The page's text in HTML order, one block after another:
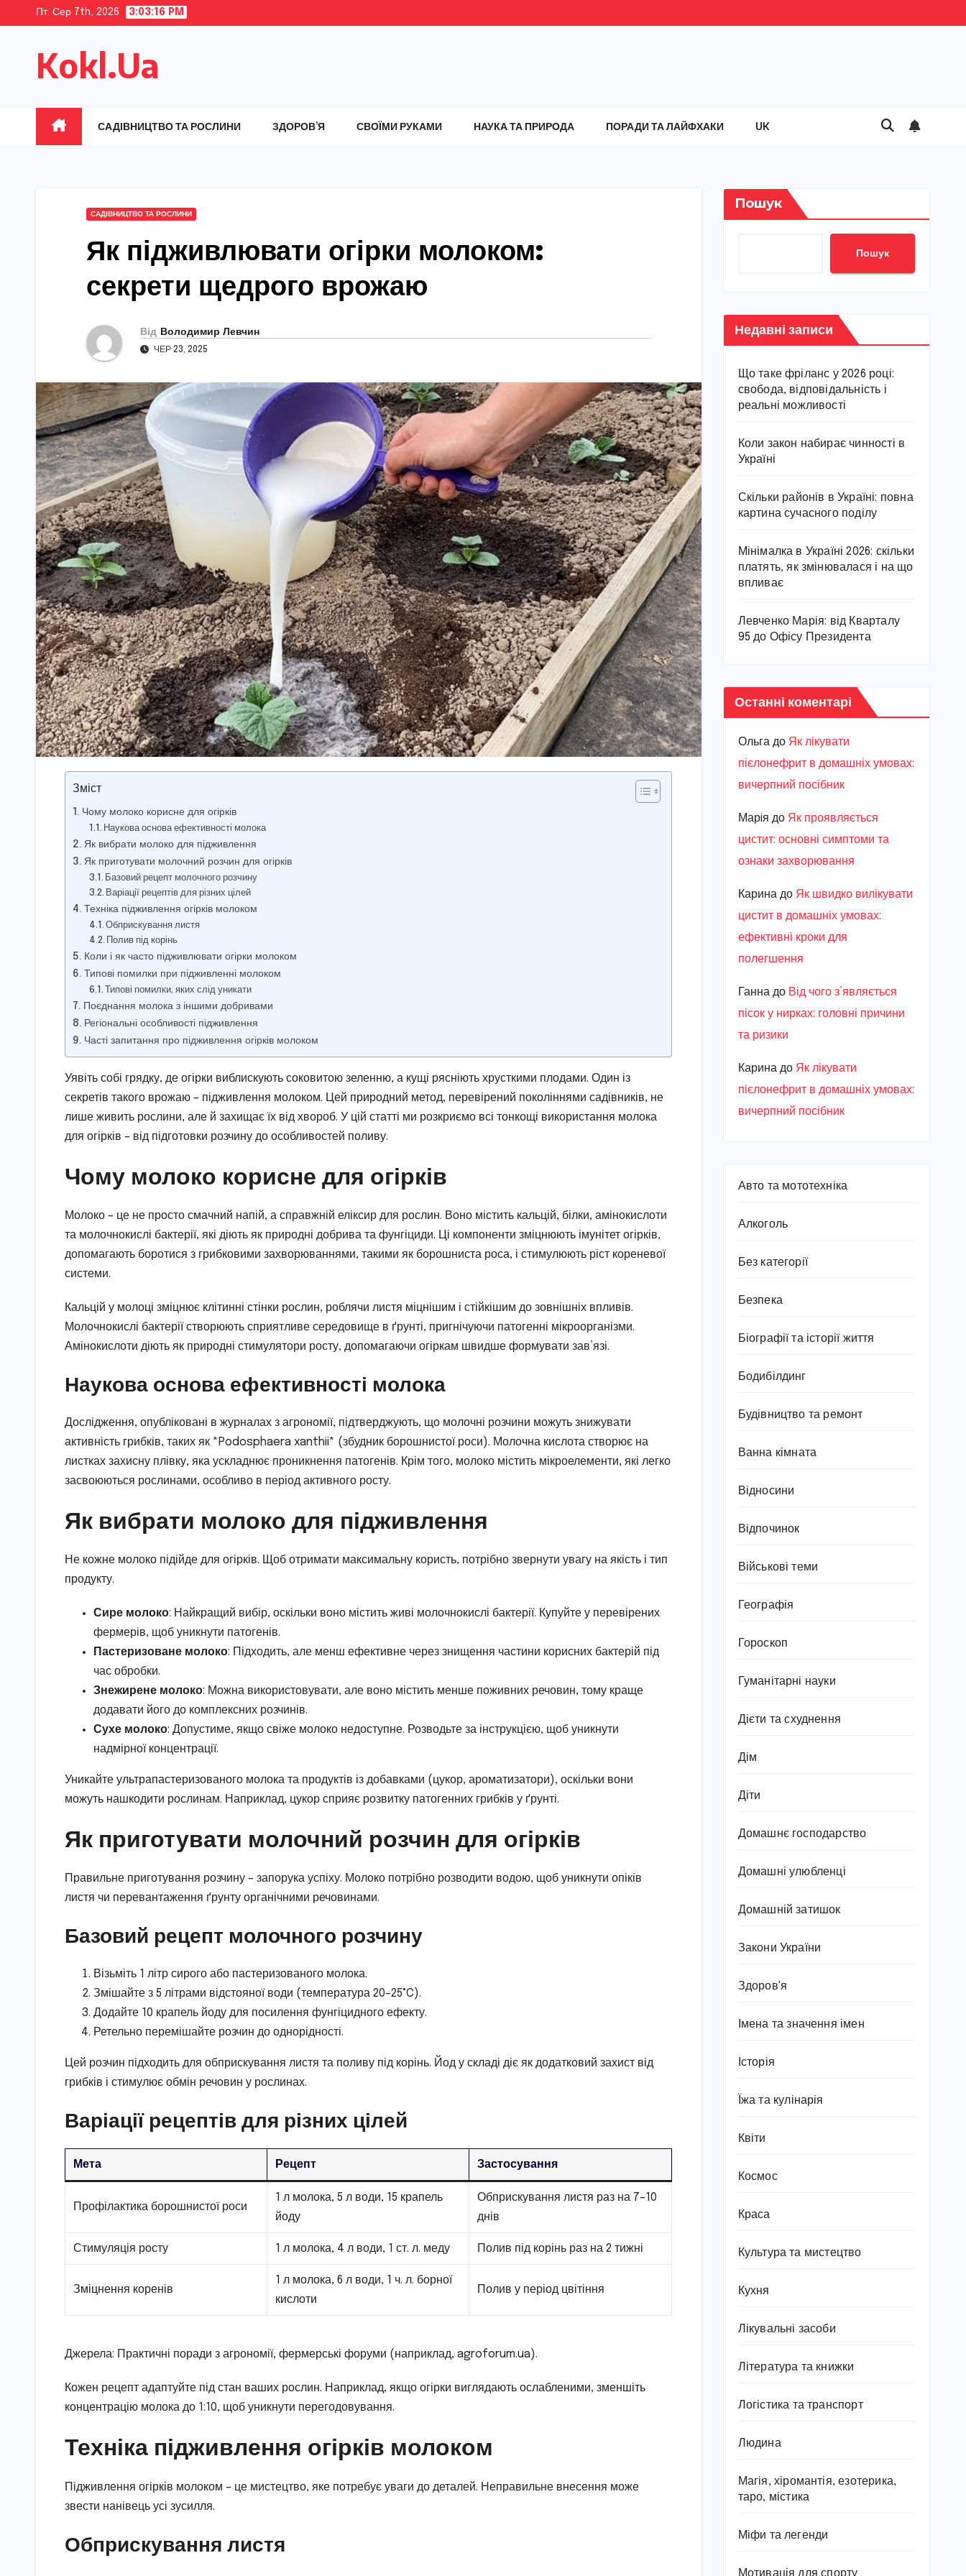
content
Пт. Сер 7th, 2026 3:03:17 PM
Kokl.Ua
САДІВНИЦТВО ТА РОСЛИНИ ЗДОРОВ’Я СВОЇМИ РУКАМИ НАУКА ТА ПРИРОДА ПОРАДИ ТА ЛАЙФХАКИ UK
САДІВНИЦТВО ТА РОСЛИНИ
Як підживлювати огірки молоком:
секрети щедрого врожаю
Від Володимир Левчин
ЧЕР 23, 2025
Зміст
Чому молоко корисне для огірків
Наукова основа ефективності молока
Як вибрати молоко для підживлення
Як приготувати молочний розчин для огірків
Базовий рецепт молочного розчину
Варіації рецептів для різних цілей
Техніка підживлення огірків молоком
Обприскування листя
Полив під корінь
Коли і як часто підживлювати огірки молоком
Типові помилки при підживленні молоком
Типові помилки, яких слід уникати
Поєднання молока з іншими добривами
Регіональні особливості підживлення
Часті запитання про підживлення огірків молоком
Уявіть собі грядку, де огірки виблискують соковитою зеленню, а кущі рясніють хрусткими плодами. Один із
секретів такого врожаю – підживлення молоком. Цей природний метод, перевірений поколіннями садівників, не
лише живить рослини, але й захищає їх від хвороб. У цій статті ми розкриємо всі тонкощі використання молока
для огірків – від підготовки розчину до особливостей поливу.
Чому молоко корисне для огірків
Молоко – це не просто смачний напій, а справжній еліксир для рослин. Воно містить кальцій, білки, амінокислоти
та молочнокислі бактерії, які діють як природні добрива та фунгіциди. Ці компоненти зміцнюють імунітет огірків,
допомагають боротися з грибковими захворюваннями, такими як борошниста роса, і стимулюють ріст кореневої
системи.
Кальцій у молоці зміцнює клітинні стінки рослин, роблячи листя міцнішим і стійкішим до зовнішніх впливів.
Молочнокислі бактерії створюють сприятливе середовище в ґрунті, пригнічуючи патогенні мікроорганізми.
Амінокислоти діють як природні стимулятори росту, допомагаючи огіркам швидше формувати зав’язі.
Наукова основа ефективності молока
Дослідження, опубліковані в журналах з агрономії, підтверджують, що молочні розчини можуть знижувати
активність грибків, таких як *Podosphaera xanthii* (збудник борошнистої роси). Молочна кислота створює на
листках захисну плівку, яка ускладнює проникнення патогенів. Крім того, молоко містить мікроелементи, які легко
засвоюються рослинами, особливо в період активного росту.
Як вибрати молоко для підживлення
Не кожне молоко підійде для огірків. Щоб отримати максимальну користь, потрібно звернути увагу на якість і тип
продукту.
Сире молоко: Найкращий вибір, оскільки воно містить живі молочнокислі бактерії. Купуйте у перевірених
фермерів, щоб уникнути патогенів.
Пастеризоване молоко: Підходить, але менш ефективне через знищення частини корисних бактерій під
час обробки.
Знежирене молоко: Можна використовувати, але воно містить менше поживних речовин, тому краще
додавати його до комплексних розчинів.
Сухе молоко: Допустиме, якщо свіже молоко недоступне. Розводьте за інструкцією, щоб уникнути
надмірної концентрації.
Уникайте ультрапастеризованого молока та продуктів із добавками (цукор, ароматизатори), оскільки вони
можуть нашкодити рослинам. Наприклад, цукор сприяє розвитку патогенних грибків у ґрунті.
Як приготувати молочний розчин для огірків
Правильне приготування розчину – запорука успіху. Молоко потрібно розводити водою, щоб уникнути опіків
листя чи перевантаження ґрунту органічними речовинами.
Базовий рецепт молочного розчину
Візьміть 1 літр сирого або пастеризованого молока.
Змішайте з 5 літрами відстояної води (температура 20–25°C).
Додайте 10 крапель йоду для посилення фунгіцидного ефекту.
Ретельно перемішайте розчин до однорідності.
Цей розчин підходить для обприскування листя та поливу під корінь. Йод у складі діє як додатковий захист від
грибків і стимулює обмін речовин у рослинах.
Варіації рецептів для різних цілей
Мета Рецепт Застосування
Профілактика борошнистої роси
1 л молока, 5 л води, 15 крапель
йоду
Обприскування листя раз на 7–10
днів
Стимуляція росту 1 л молока, 4 л води, 1 ст. л. меду Полив під корінь раз на 2 тижні
Зміцнення коренів
1 л молока, 6 л води, 1 ч. л. борної
кислоти
Полив у період цвітіння
Джерела: Практичні поради з агрономії, фермерські форуми (наприклад, agroforum.ua).
Кожен рецепт адаптуйте під стан ваших рослин. Наприклад, якщо огірки виглядають ослабленими, зменшіть
концентрацію молока до 1:10, щоб уникнути перегодовування.
Техніка підживлення огірків молоком
Підживлення огірків молоком – це мистецтво, яке потребує уваги до деталей. Неправильне внесення може
звести нанівець усі зусилля.
Обприскування листя
Пошук
Пошук
Недавні записи
Що таке фріланс у 2026 році:
свобода, відповідальність і
реальні можливості
Коли закон набирає чинності в
Україні
Скільки районів в Україні: повна
картина сучасного поділу
Мінімалка в Україні 2026: скільки
платять, як змінювалася і на що
впливає
Левченко Марія: від Кварталу
95 до Офісу Президента
Останні коментарі
Ольгадо Як лікувати
пієлонефрит в домашніх умовах:
вичерпний посібник
Марiя до Як проявляється
цистит: основні симптоми та
ознаки захворювання
Каринадо Як швидко вилікувати
цистит в домашніх умовах:
ефективні кроки для
полегшення
Ганнадо Від чого з’являється
пісок у нирках: головні причини
та ризики
Каринадо Як лікувати
пієлонефрит в домашніх умовах:
вичерпний посібник
Авто та мототехніка
Алкоголь
Без категорії
Безпека
Біографії та історії життя
Бодибілдинг
Будівництво та ремонт
Ванна кімната
Відносини
Відпочинок
Військові теми
Географія
Гороскоп
Гуманітарні науки
Дієти та схуднення
Дім
Діти
Домашнє господарство
Домашні улюбленці
Домашній затишок
Закони України
Здоров'я
Імена та значення імен
Історія
Їжа та кулінарія
Квіти
Космос
Краса
Культура та мистецтво
Кухня
Лікувальні засоби
Література та книжки
Логістика та транспорт
Людина
Магія, хіромантія, езотерика,
таро, містика
Міфи та легенди
Мотивація для спорту